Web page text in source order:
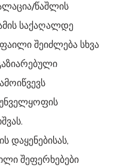
წაშლის
საქაღალდე
შეიძლება სხვა
დაყენებისას,
შეფერხებები